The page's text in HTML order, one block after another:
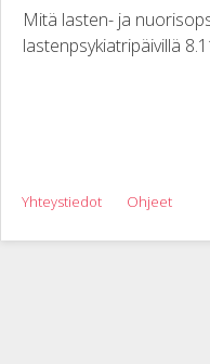
Mitä lasten- ja
lastenpsykiatripäivillä
Yhteystiedot Ohjeet